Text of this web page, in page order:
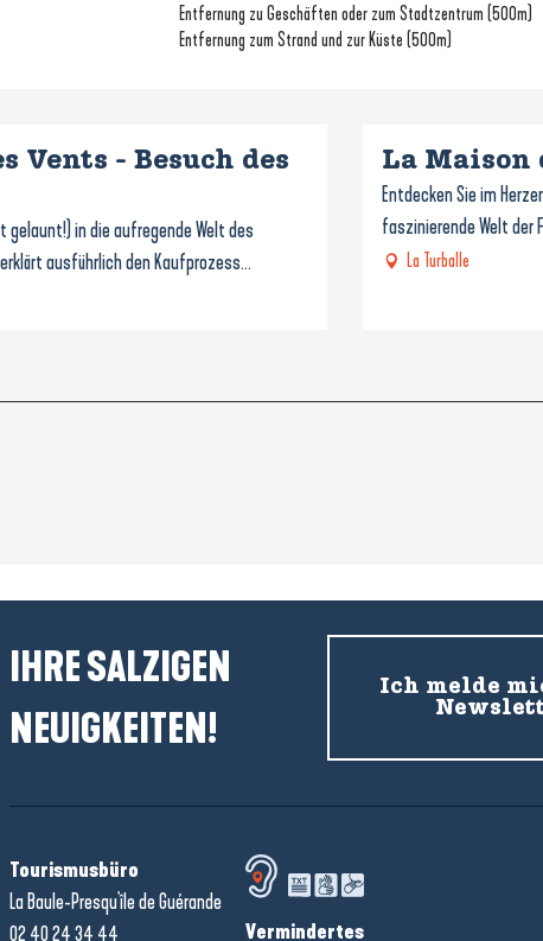
Entfernung zu Geschäften oder zum Stadtzentrum (500m)
Entfernung zum Strand und zur Küste (500m)
Vents - Besuch des
in die aufregende Welt des
ausführlich den Kaufprozess...
La Maison
Entdecken Sie im
faszinierende Welt der
La Turballe
IHRE SALZIGEN
NEUIGKEITEN!
Ich melde
Tourismusbüro
La Baule-Presqu'île de Guérande
02 40 24 34 44
Vermindertes